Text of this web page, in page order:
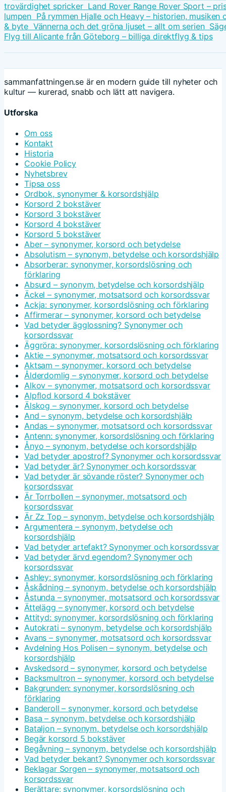
trovärdighet spricker Land Rover Range Rover Sport –
lumpen På rymmen Hjalle och Heavy – historien, musiken
& byte Vännerna och det gröna ljuset – allt om serien
Flyg till Alicante från Göteborg – billiga direktflyg & tips
sammanfattningen.se är en modern guide till nyheter och
kultur — kurerad, snabb och lätt att navigera.
Utforska
Om oss
Kontakt
Historia
Cookie Policy
Nyhetsbrev
Tipsa oss
Ordbok, synonymer & korsordshjälp
Korsord 2 bokstäver
Korsord 3 bokstäver
Korsord 4 bokstäver
Korsord 5 bokstäver
Aber – synonymer, korsord och betydelse
Absolutism – synonym, betydelse och korsordshjälp
Absorberar: synonymer, korsordslösning och
förklaring
Absurd – synonym, betydelse och korsordshjälp
Äckel – synonymer, motsatsord och korsordssvar
Ackja: synonymer, korsordslösning och förklaring
Affirmerar – synonymer, korsord och betydelse
Vad betyder ägglossning? Synonymer och
korsordssvar
Äggröra: synonymer, korsordslösning och förklaring
Aktie – synonymer, motsatsord och korsordssvar
Aktsam – synonymer, korsord och betydelse
Ålderdomlig – synonymer, korsord och betydelse
Alkov – synonymer, motsatsord och korsordssvar
Alpflod korsord 4 bokstäver
Älskog – synonymer, korsord och betydelse
And – synonym, betydelse och korsordshjälp
Andas – synonymer, motsatsord och korsordssvar
Antenn: synonymer, korsordslösning och förklaring
Ånyo – synonym, betydelse och korsordshjälp
Vad betyder apostrof? Synonymer och korsordssvar
Vad betyder är? Synonymer och korsordssvar
Vad betyder är sövande röster? Synonymer och
korsordssvar
Är Torrbollen – synonymer, motsatsord och
korsordssvar
Är Zz Top – synonym, betydelse och korsordshjälp
Argumentera – synonym, betydelse och
korsordshjälp
Vad betyder artefakt? Synonymer och korsordssvar
Vad betyder ärvd egendom? Synonymer och
korsordssvar
Ashley: synonymer, korsordslösning och förklaring
Åskådning – synonym, betydelse och korsordshjälp
Åstunda – synonymer, motsatsord och korsordssvar
Ättelägg – synonymer, korsord och betydelse
Attityd: synonymer, korsordslösning och förklaring
Autokrati – synonym, betydelse och korsordshjälp
Avans – synonymer, motsatsord och korsordssvar
Avdelning Hos Polisen – synonym, betydelse och
korsordshjälp
Avskedsord – synonymer, korsord och betydelse
Backsmultron – synonymer, korsord och betydelse
Bakgrunden: synonymer, korsordslösning och
förklaring
Banderoll – synonymer, korsord och betydelse
Basa – synonym, betydelse och korsordshjälp
Bataljon – synonym, betydelse och korsordshjälp
Begär korsord 5 bokstäver
Begåvning – synonym, betydelse och korsordshjälp
Vad betyder bekant? Synonymer och korsordssvar
Beklagar Sorgen – synonymer, motsatsord och
korsordssvar
Berättare: synonymer, korsordslösning och